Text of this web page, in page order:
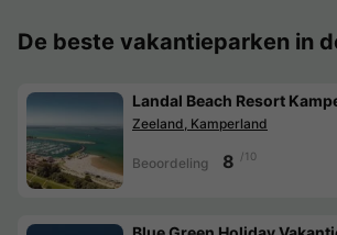
De beste vakantieparken in
Landal Beach Resort
Zeeland, Kamperland
Beoordeling 8 /10